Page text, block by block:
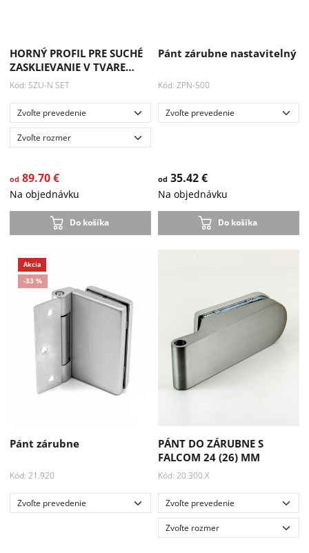
HORNÝ PROFIL PRE SUCHÉ
ZASKLIEVANIE V TVARE…
Kód: SZU-N SET
od89.70 €
Na objednávku
Do košíka
Pánt zárubne nastavitelný
Kód: ZPN-500
od 35.42 €
Na objednávku
Do košíka
Pánt zárubne
Kód: 21.920
PÁNT DO ZÁRUBNE S
FALCOM 24 (26) MM
Kód: 20.300.X